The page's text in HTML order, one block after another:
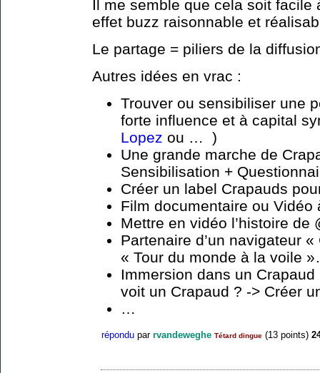
Il me semble que cela soit
effet buzz raisonnable et
Le partage = piliers de la
Autres idées en vrac :
Trouver ou sensibiliser une
forte influence et à capital
Lopez ou … )
Une grande marche de
Sensibilisation +
Créer un label Crapauds
Film documentaire ou Vidéo
Mettre en vidéo l’histoire de
Partenaire d’un navigateur
« Tour du monde à la voile
Immersion dans un
voit un Crapaud ? -> Créer
répondu par rvandeweghe Tétard dingue (13 points)